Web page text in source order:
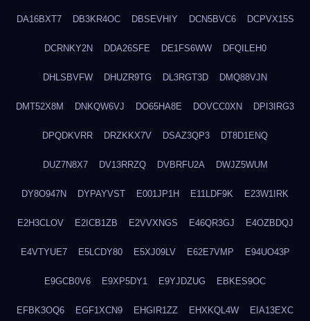
DA16BXT7 DB3KR4OC DBSEVHIY DCN5BVC6 DCPVX15S
DCRNKY2N DDA26SFE DE1FS6WW DFQILEH0
DHLSBVFW DHUZR9TG DL3RGT3D DMQ88VJN
DMT52X8M DNKQW6VJ DO65HA8E DOVCC0XN DPI3IRG3
DPQDKVRR DRZKKX7V DSAZ3QP3 DT8D1ENQ
DUZ7N8X7 DV13RRZQ DVBRFU2A DWJZ5WUM
DY8O947N DYPAYVST E001JP1H E11LDF9K E23W1IRK
E2H3CLOV E2ICB1ZB E2VVXNGS E46QR3GJ E4OZBDQJ
E4VTYUE7 E5LCDY80 E5XJ09LV E62E7VMP E94UO43P
E9GCB0V6 E9XP5DY1 E9YJDZUG EBKES9OC
EFBK3OQ6 EGF1XCN9 EHGIR1ZZ EHXKQL4W EIA13EXC